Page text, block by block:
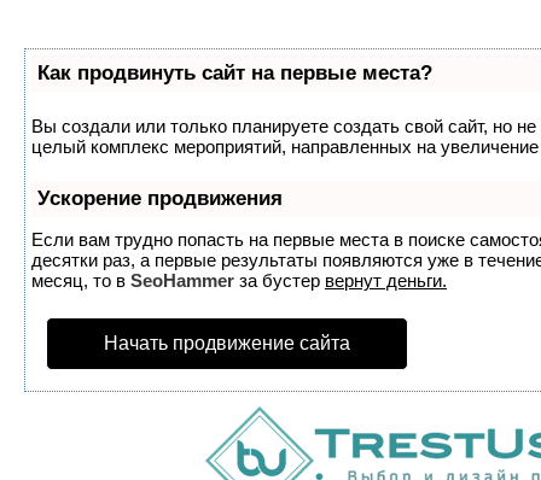
Как продвинуть сайт на первые места?
Вы создали или только планируете создать свой сайт, но
целый комплекс мероприятий, направленных на
Ускорение продвижения
Если вам трудно попасть на первые места в поиске
десятки раз, а первые результаты появляются уже в
месяц, то в SeoHammer за бустер вернут деньги.
Начать продвижение сайта